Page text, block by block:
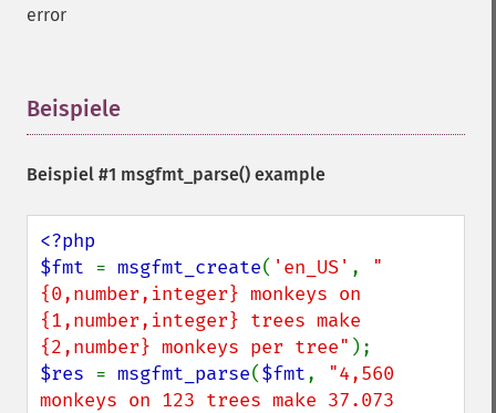
error
Beispiele
Beispiel #1 msgfmt_parse() example
<?php
$fmt = msgfmt_create( 'en_US' , "
{0,number,integer} monkeys on
{1,number,integer} trees make
{2,number} monkeys per tree"
$res = msgfmt_parse($fmt, "4,560
monkeys on 123 trees make 37.073